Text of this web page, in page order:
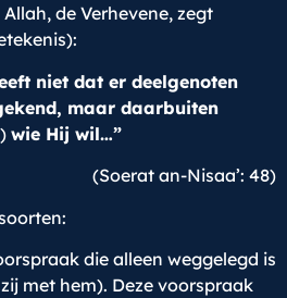
de Verhevene, zegt
niet dat er deelgenoten
maar daarbuiten
wie Hij wil…”
(Soerat an-Nisaa’: 48)
die alleen weggelegd is
met hem). Deze voorspraak